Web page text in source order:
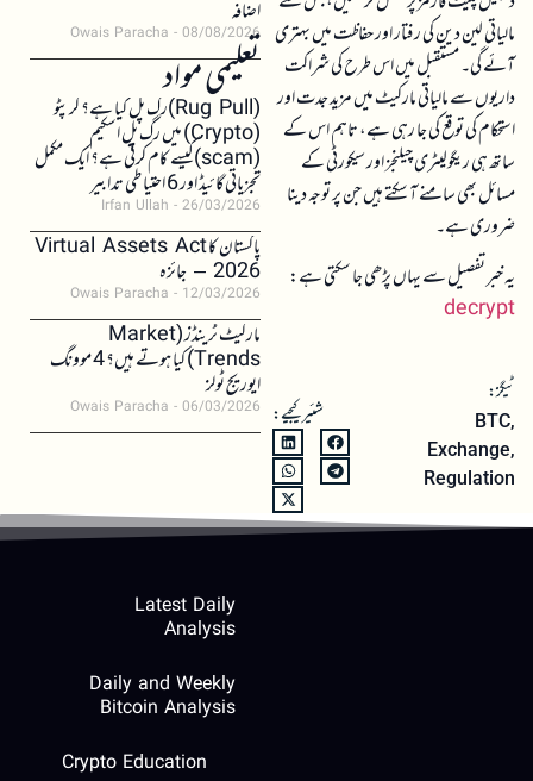
مالیاتی لین دین کی رفتار اور حفاظت میں بہتری
آئے گی۔ مستقبل میں اس طرح کی شراکت
داریوں سے مالیاتی مارکیٹ میں مزید جدت اور
استحکام کی توقع کی جا رہی ہے، تاہم اس کے
ساتھ ہی ریگولیٹری چیلنجز اور سیکورٹی کے
مسائل بھی سامنے آ سکتے ہیں جن پر توجہ دینا
ضروری ہے۔
یہ خبر تفصیل سے یہاں پڑھی جا سکتی ہے:
decrypt
ٹیگز:
BTC,
Exchange,
Regulation
شئیر کیجیے:
اضافہ
Owais Paracha 08/08/2026
تعلیمی مواد(Rug Pull)رگ پل کیا ہے؟ کرپٹو
(Crypto) میں رگ پل اسکیم
(scam)کیسے کام کرتی ہے؟ ایک مکمل
تجزیاتی گائیڈ اور 6 احتیاطی تدابیر
Irfan Ullah 26/03/2026
پاکستان کا Virtual Assets Act
2026 – جائزہ
Owais Paracha 12/03/2026
مارکیٹ ٹرینڈز (Market
Trends) کیا ہوتے ہیں؟ 4 موونگ
ایوریج ٹولز
Owais Paracha 06/03/2026
Latest Daily
Analysis
Daily and Weekly
Bitcoin Analysis
Crypto Education